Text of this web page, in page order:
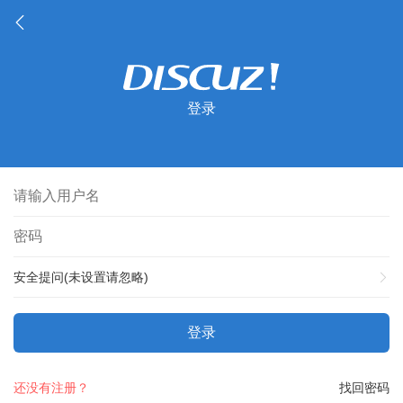
登录
安全提问(未设置请忽略)
登录
找回密码
还没有注册？